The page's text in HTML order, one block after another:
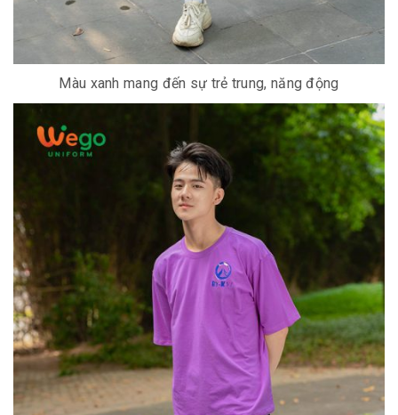
Màu xanh mang đến sự trẻ trung, năng động